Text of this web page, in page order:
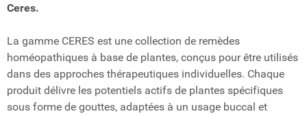
Ceres.
La gamme CERES est une collection de remèdes
homéopathiques à base de plantes, conçus pour être utilisés
dans des approches thérapeutiques individuelles. Chaque
produit délivre les potentiels actifs de plantes spécifiques
sous forme de gouttes, adaptées à un usage buccal et